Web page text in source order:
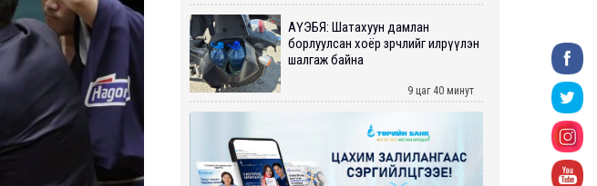
АҮЭБЯ: Шатахуун дамлан
борлуулсан хоёр зөрчлийг илрүүлэн
шалгаж байна
9 цаг 40 минут